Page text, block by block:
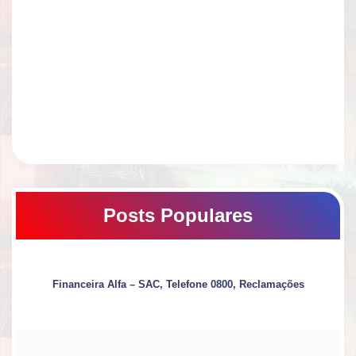
Posts Populares
Financeira Alfa – SAC, Telefone 0800, Reclamações